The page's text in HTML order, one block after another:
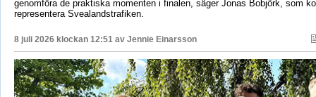
genomföra de praktiska momenten i finalen, säger Jonas Bobjörk, som
representera Svealandstrafiken.
8 juli 2026 klockan 12:51 av Jennie Einarsson